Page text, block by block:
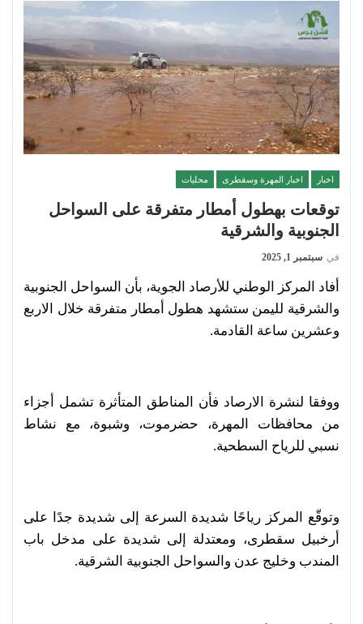
اخبار اخبار المهرة وسقطرى محليات
توقعات بهطول أمطار متفرقة على السواحل
الجنوبية والشرقية
في سبتمبر 1, 2025
أفاد المركز الوطني للأرصاد الجوية، بأن السواحل الجنوبية
والشرقية لليمن ستشهد هطول أمطار متفرقة خلال الاربع
وعشرين ساعة القادمة.
ووفقا لنشرة الارصاد فأن المناطق المتأثرة تشمل أجزاء
من محافظات المهرة، حضرموت، وشبوة، مع نشاط
نسبي للرياح السطحية.
وتوقّع المركز رياحًا شديدة السرعة إلى شديدة جدًا على
أرخبيل سقطرى، ومعتدلة إلى شديدة على مدخل باب
المندب وخليج عدن والسواحل الجنوبية الشرقية.